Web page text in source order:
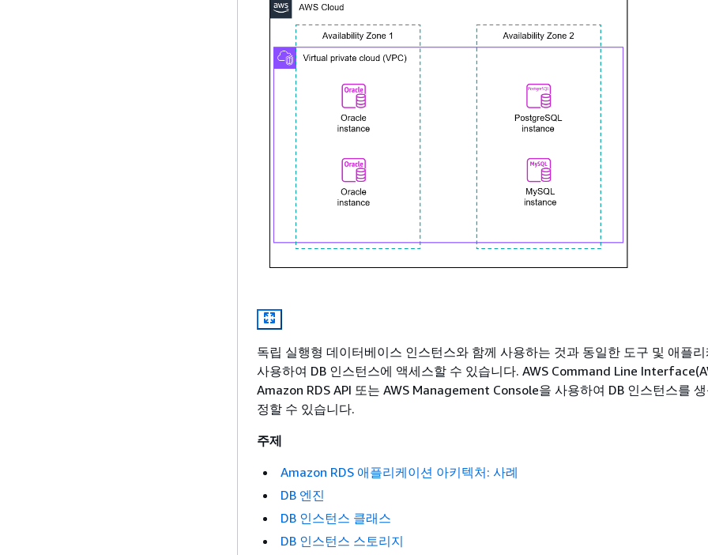
독립 실행형 데이터베이스 인스턴스와 함께 사용하는 것과 동일한 도구 및 애플
사용하여 DB 인스턴스에 액세스할 수 있습니다. AWS Command Line
Amazon RDS API 또는 AWS Management Console을 사용하여 DB 인스턴스를
정할 수 있습니다.
주제
Amazon RDS 애플리케이션 아키텍처: 사례
DB 엔진
DB 인스턴스 클래스
DB 인스턴스 스토리지